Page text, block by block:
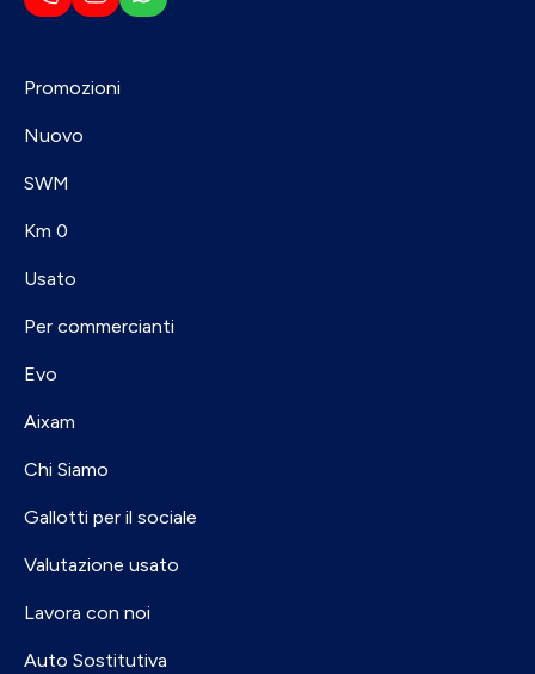
Promozioni
Nuovo
SWM
Km 0
Usato
Per commercianti
Evo
Aixam
Chi Siamo
Gallotti per il sociale
Valutazione usato
Lavora con noi
Auto Sostitutiva